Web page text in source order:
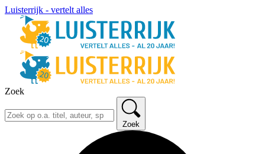
Luisterrijk - vertelt alles
Zoek
Zoek